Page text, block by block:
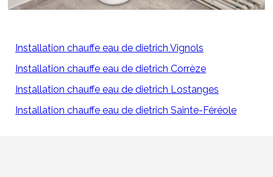
Installation chauffe eau de dietrich Vignols
Installation chauffe eau de dietrich Corrèze
Installation chauffe eau de dietrich Lostanges
Installation chauffe eau de dietrich Sainte-Féréole